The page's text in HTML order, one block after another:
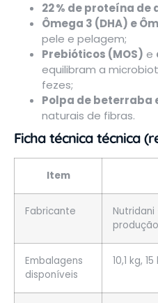
22 % de proteína
Ômega 3 (DHA) e
pele e pelagem;
Prebióticos (MOS) e
equilibram a
fezes;
Polpa de
naturais de fibras.
Ficha técnica técnica
Item
Fabricante
Embalagens
disponíveis
10,1 kg,